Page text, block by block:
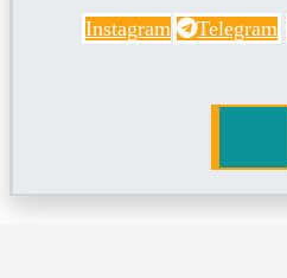
Instagram Telegram